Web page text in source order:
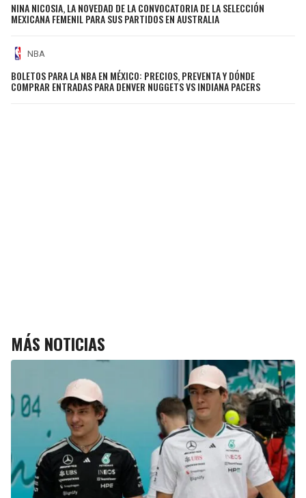
NINA NICOSIA, LA NOVEDAD DE LA CONVOCATORIA DE LA SELECCIÓN
MEXICANA FEMENIL PARA SUS PARTIDOS EN AUSTRALIA
NBA
BOLETOS PARA LA NBA EN MÉXICO: PRECIOS, PREVENTA Y DÓNDE
COMPRAR ENTRADAS PARA DENVER NUGGETS VS INDIANA PACERS
MÁS NOTICIAS